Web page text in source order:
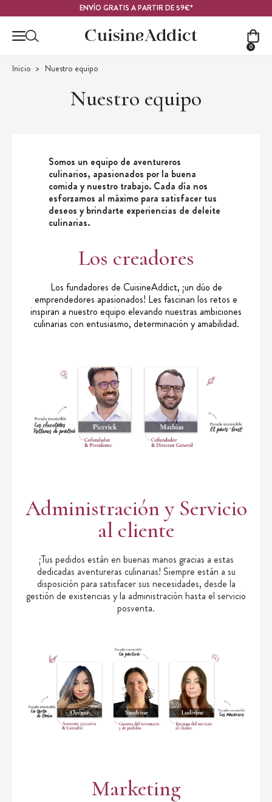
ENVÍO GRATIS A PARTIR DE 59€*
0
Inicio Nuestro equipo
Nuestro equipo
Somos un equipo de aventureros
culinarios, apasionados por la buena
comida y nuestro trabajo. Cada día nos
esforzamos al máximo para satisfacer tus
deseos y brindarte experiencias de deleite
culinarias.
Los creadores
Los fundadores de CuisineAddict, ¡un dúo de
emprendedores apasionados! Les fascinan los retos e
inspiran a nuestro equipo elevando nuestras ambiciones
culinarias con entusiasmo, determinación y amabilidad.
Administración y Servicio
al cliente
¡Tus pedidos están en buenas manos gracias a estas
dedicadas aventureras culinarias! Siempre están a su
disposición para satisfacer sus necesidades, desde la
gestión de existencias y la administración hasta el servicio
posventa.
Marketing